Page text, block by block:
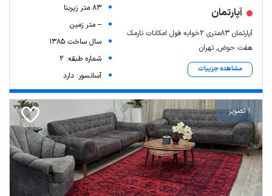
آپارتمان
آپارتمان ۸۳متری ۲خوابه فول امکانات نارمک
هفت حوض, تهران
مشاهده جزییات
83 متر زیربنا
-- متر زمین
سال ساخت 1385
شماره طبقه: 2
آسانسور: دارد
1 تصویر